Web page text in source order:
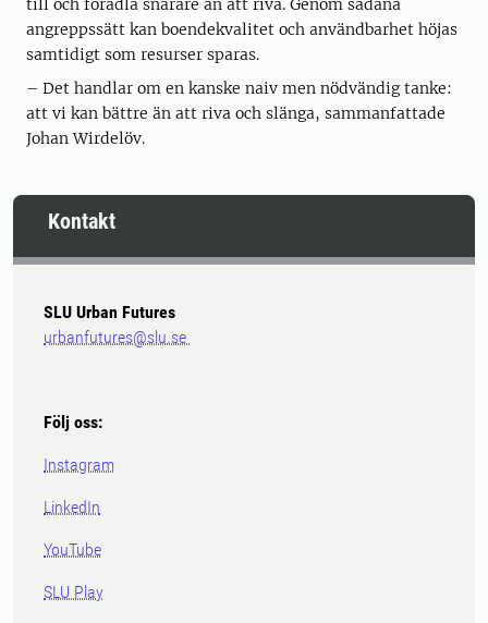
till och förädla snarare än att riva. Genom sådana
angreppssätt kan boendekvalitet och användbarhet höjas
samtidigt som resurser sparas.
– Det handlar om en kanske naiv men nödvändig tanke:
att vi kan bättre än att riva och slänga, sammanfattade
Johan Wirdelöv.
Kontakt
SLU Urban Futures
urbanfutures@slu.se
Följ oss:
Instagram
LinkedIn
YouTube
SLU Play